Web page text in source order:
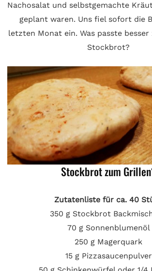
Nachosalat und selbstgemachte
geplant waren. Uns fiel sofort die
letzten Monat ein. Was passte
Stockbrot?
Stockbrot zum
Zutatenliste für ca. 40
350 g Stockbrot
70 g Sonnenblumenöl
250 g Magerquark
15 g Pizzasaucenpulver